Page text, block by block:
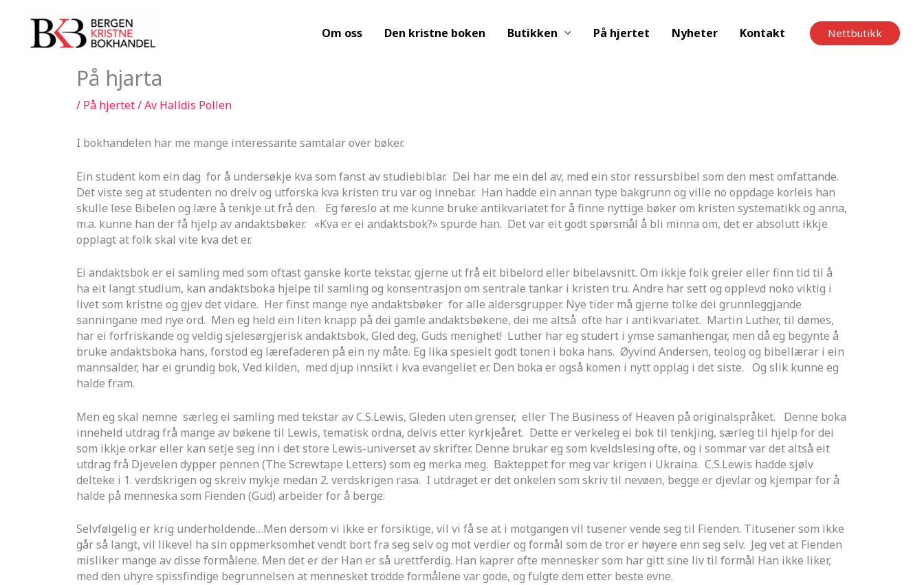
Om oss Den kristne boken Butikken På hjertet Nyheter Kontakt Nettbutikk
På hjarta
/ På hjertet/ Av Halldis Pollen
I bokhandelen har me mange interessante samtalar over bøker.
Ein student kom ein dag for å undersøkje kva som fanst av studiebiblar. Dei har me ein del av, med ein stor ressursbibel som den mest omfattande.
Det viste seg at studenten no dreiv og utforska kva kristen tru var og innebar. Han hadde ein annan type bakgrunn og ville no oppdage korleis han
skulle lese Bibelen og lære å tenkje ut frå den. Eg føreslo at me kunne bruke antikvariatet for å finne nyttige bøker om kristen systematikk og anna,
m.a. kunne han der få hjelp av andaktsbøker. «Kva er ei andaktsbok?» spurde han. Det var eit godt spørsmål å bli minna om, det er absolutt ikkje
opplagt at folk skal vite kva det er.
Ei andaktsbok er ei samling med som oftast ganske korte tekstar, gjerne ut frå eit bibelord eller bibelavsnitt. Om ikkje folk greier eller finn tid til å
ha eit langt studium, kan andaktsboka hjelpe til samling og konsentrasjon om sentrale tankar i kristen tru. Andre har sett og opplevd noko viktig i
livet som kristne og gjev det vidare. Her finst mange nye andaktsbøker for alle aldersgrupper. Nye tider må gjerne tolke dei grunnleggjande
sanningane med nye ord. Men eg held ein liten knapp på dei gamle andaktsbøkene, dei me altså ofte har i antikvariatet. Martin Luther, til dømes,
har ei forfriskande og veldig sjelesørgjerisk andaktsbok, Gled deg, Guds menighet! Luther har eg studert i ymse samanhengar, men då eg begynte å
bruke andaktsboka hans, forstod eg lærefaderen på ein ny måte. Eg lika spesielt godt tonen i boka hans. Øyvind Andersen, teolog og bibellærar i ein
mannsalder, har ei grundig bok, Ved kilden, med djup innsikt i kva evangeliet er. Den boka er også komen i nytt opplag i det siste. Og slik kunne eg
halde fram.
Men eg skal nemne særleg ei samling med tekstar av C.S.Lewis, Gleden uten grenser, eller The Business of Heaven på originalspråket. Denne boka
inneheld utdrag frå mange av bøkene til Lewis, tematisk ordna, delvis etter kyrkjeåret. Dette er verkeleg ei bok til tenkjing, særleg til hjelp for dei
som ikkje orkar eller kan setje seg inn i det store Lewis-universet av skrifter. Denne brukar eg som kveldslesing ofte, og i sommar var det altså eit
utdrag frå Djevelen dypper pennen (The Screwtape Letters) som eg merka meg. Bakteppet for meg var krigen i Ukraina. C.S.Lewis hadde sjølv
delteke i 1. verdskrigen og skreiv mykje medan 2. verdskrigen rasa. I utdraget er det onkelen som skriv til nevøen, begge er djevlar og kjempar for å
halde på menneska som Fienden (Gud) arbeider for å berge:
Selvfølgelig er krig underholdende…Men dersom vi ikke er forsiktige, vil vi få se at i motgangen vil tusener vende seg til Fienden. Titusener som ikke
går så langt, vil likevel ha sin oppmerksomhet vendt bort fra seg selv og mot verdier og formål som de tror er høyere enn seg selv. Jeg vet at Fienden
misliker mange av disse formålene. Men det er der Han er så urettferdig. Han kaprer ofte mennesker som har gitt sine liv til formål Han ikke liker,
med den uhyre spissfindige begrunnelsen at mennesket trodde formålene var gode, og fulgte dem etter beste evne.